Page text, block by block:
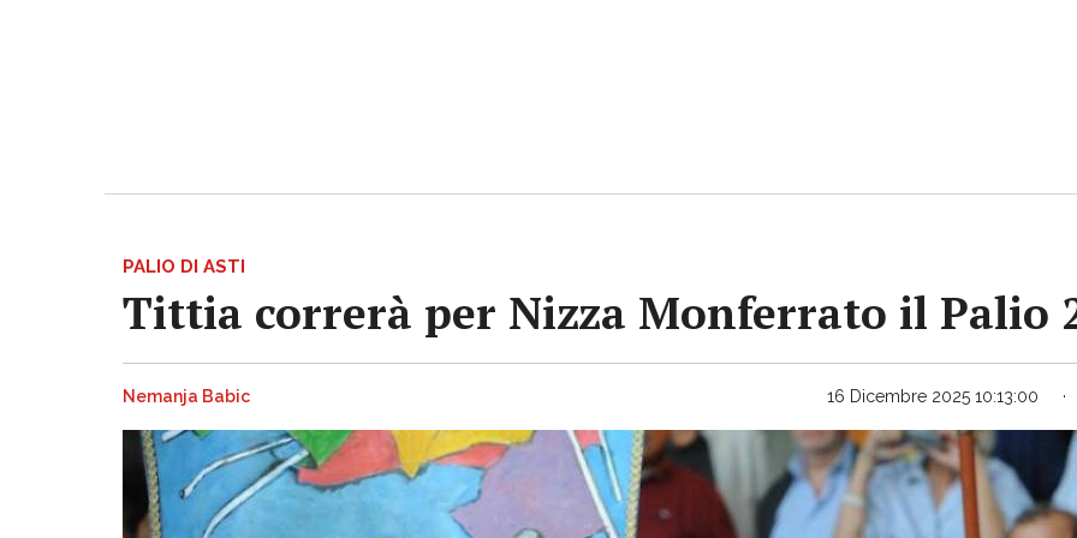
PALIO DI ASTI
Tittia correrà per Nizza Monferrato il Palio
Nemanja Babic 16 Dicembre 2025 10:13:00